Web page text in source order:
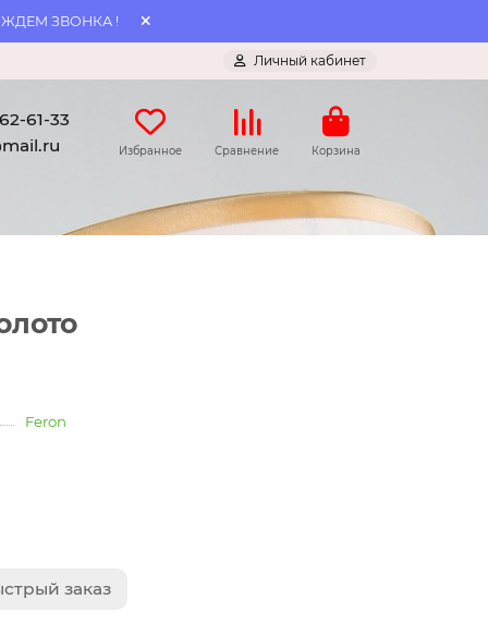
ЗВОНКА !
Личный кабинет
61-33
Избранное Сравнение Корзина
Feron
заказ